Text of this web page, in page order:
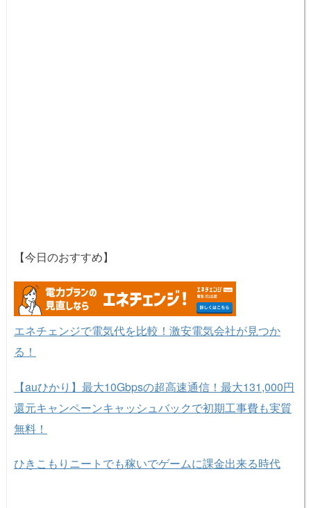
【今日のおすすめ】
エネチェンジで電気代を比較！激安電気会社が見つか
る！
【auひかり】最大10Gbpsの超高速通信！最大131,000円
還元キャンペーンキャッシュバックで初期工事費も実質
無料！
ひきこもりニートでも稼いでゲームに課金出来る時代